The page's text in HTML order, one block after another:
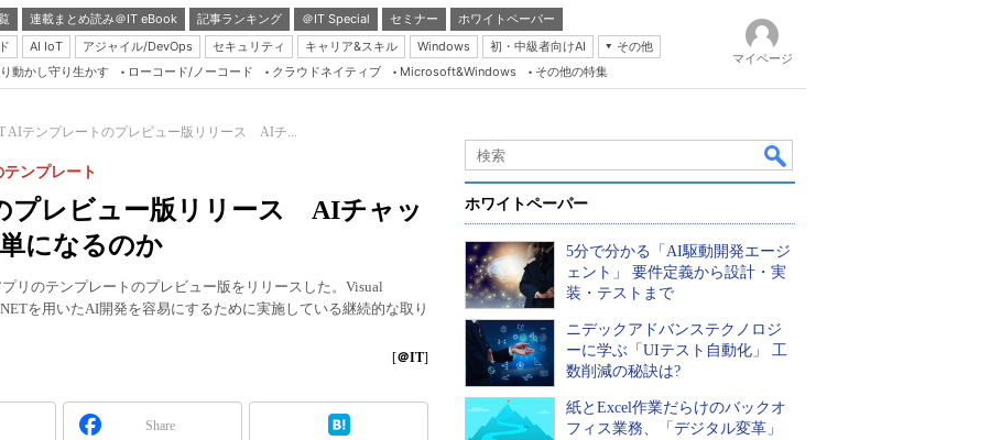
連載まとめ読み＠IT eBook 記事ランキング ＠IT Special セミナー
ホワイトペーパー
AI IoT アジャイル/DevOps セキュリティ キャリア&スキル Windows 初・中級者向けAI
その他
Server & Storage
Java Agile
Database Expert
Master of IP Network
Security & Trust
Test & Tools
動かし守り生かす ローコード/ノーコード クラウドネイティブ Microsoft&Windows その他の特集
マイページ
AIテンプレートのプレビュー版リリース AIチ...
プレビュー版リリース AIチャッ
になるのか
ンプレート
リのテンプレートのプレビュー版をリリースした。Visual
を用いたAI開発を容易にするために実施している継続的な取り
[＠IT]
Share
ホワイトペーパー
5分で分かる「AI駆動開発エージ
ェント」 要件定義から設計・実
装・テストまで
ニデックアドバンステクノロジ
ーに学ぶ「UIテスト自動化」 工
数削減の秘訣は?
紙とExcel作業だらけのバックオ
フィス業務、「デジタル変革」